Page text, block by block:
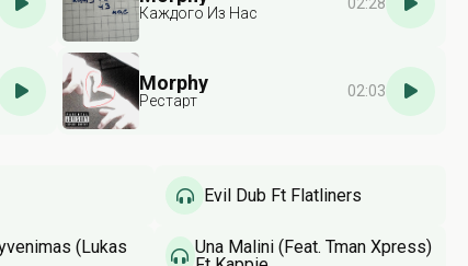
Каждого Из Нас
Morphy
Рестарт
02:03
Evil Dub Ft Flatliners
(Lukas
Una Malini (Feat. Tman Xpress)